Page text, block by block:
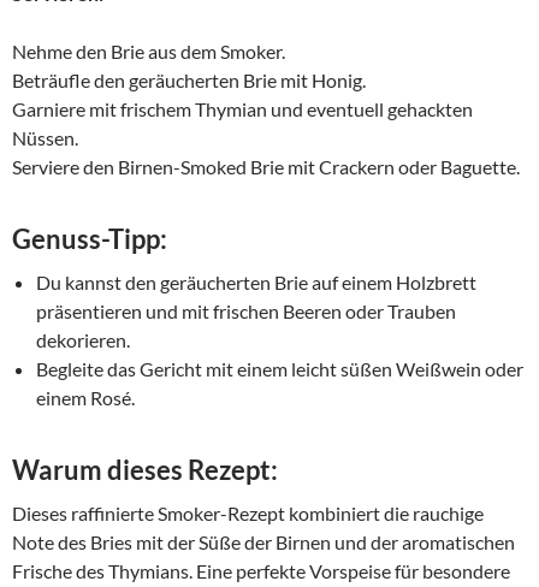
Nehme den Brie aus dem Smoker.
Beträufle den geräucherten Brie mit Honig.
Garniere mit frischem Thymian und eventuell gehackten
Nüssen.
Serviere den Birnen-Smoked Brie mit Crackern oder Baguette.
Genuss-Tipp:
Du kannst den geräucherten Brie auf einem Holzbrett
präsentieren und mit frischen Beeren oder Trauben
dekorieren.
Begleite das Gericht mit einem leicht süßen Weißwein oder
einem Rosé.
Warum dieses Rezept:
Dieses raffinierte Smoker-Rezept kombiniert die rauchige
Note des Bries mit der Süße der Birnen und der aromatischen
Frische des Thymians. Eine perfekte Vorspeise für besondere